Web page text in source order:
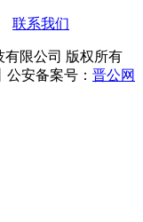
联系我们
有限公司 版权所有
丨公安备案号： 晋公网